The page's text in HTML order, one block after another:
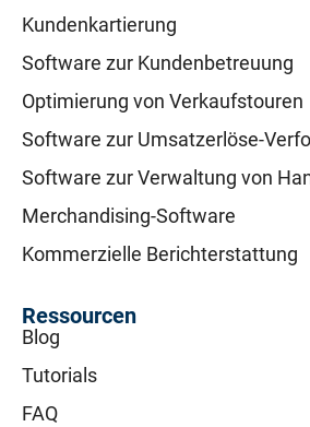
Kundenkartierung
Software zur Kundenbetreuung
Optimierung von Verkaufstouren
Software zur Umsatzerlöse-
Software zur Verwaltung von
Merchandising-Software
Kommerzielle Berichterstattung
Ressourcen
Blog
Tutorials
FAQ